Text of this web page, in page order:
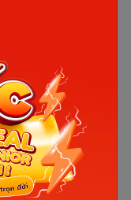
cách
, đều
biết
có thể